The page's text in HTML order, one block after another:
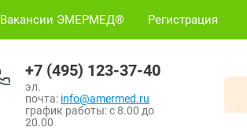
Вакансии ЭМЕРМЕД® Регистрация
+7 (495) 123-37-40
эл.
почта: info@amermed.ru
график работы: с 8.00 до
20.00